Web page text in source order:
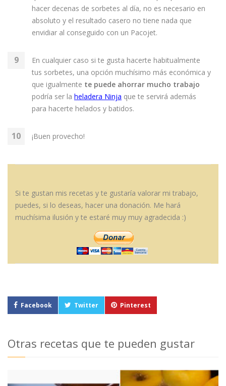
hacer decenas de sorbetes al día, no es necesario en
absoluto y el resultado casero no tiene nada que
envidiar al conseguido con un Pacojet.
En cualquier caso si te gusta hacerte habitualmente
tus sorbetes, una opción muchísimo más económica y
que igualmente te puede ahorrar mucho trabajo
podría ser la heladera Ninja que te servirá además
para hacerte helados y batidos.
¡Buen provecho!
Si te gustan mis recetas y te gustaría valorar mi trabajo,
puedes, si lo deseas, hacer una donación. Me hará
muchísima ilusión y te estaré muy muy agradecida :)
Facebook Twitter Pinterest
Otras recetas que te pueden gustar